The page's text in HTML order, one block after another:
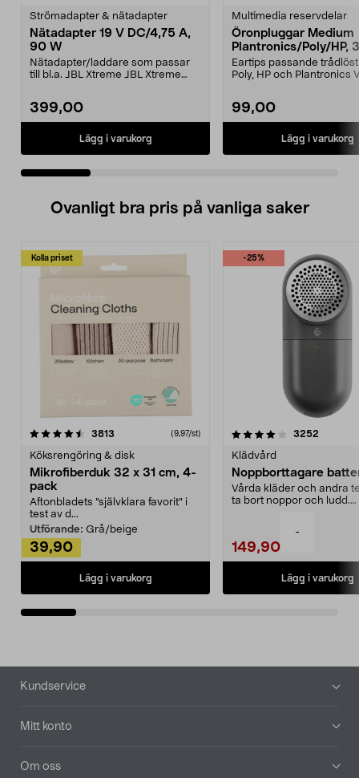
-
Strömadapter & nätadapter
Nätadapter 19 V DC/4,75 A,
90 W
Nätadapter/laddare som passar
till bl.a. JBL Xtreme JBL Xtreme
399,00
Lägg i varukorg
Multimedia reservdelar
Öronpluggar Medium
Plantronics/Poly/HP,
Eartips passande
Poly, HP och Plantronics
99,00
Lägg i varukorg
Ovanligt bra pris på vanliga saker
Kolla priset
3813 (9,97/st)
Köksrengöring & disk
Mikrofiberduk 32 x 31 cm, 4-
pack
Aftonbladets "självklara favorit” i
test av d...
Utförande: Grå/beige
39,90
Lägg i varukorg
-25%
4.0av 5 stjärnor 3252
Klädvård
Noppborttagare
Vårda kläder och andra
ta bort noppor och ludd.
149,90
Lägg i varukorg
4.5av 5 stjärnor
Sidfot
Kundservice
Mitt konto
Om oss